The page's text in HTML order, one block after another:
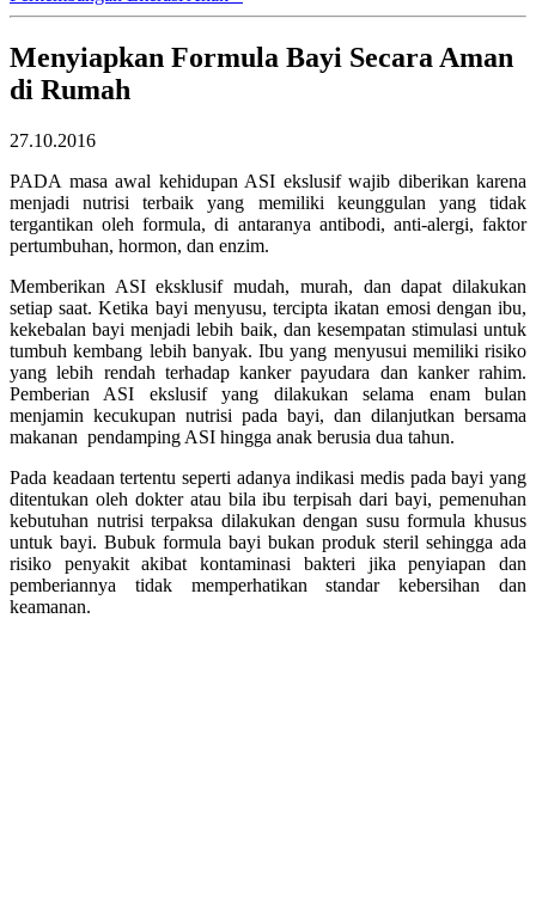
Menyiapkan Formula Bayi Secara Aman
di Rumah
27.10.2016
PADA masa awal kehidupan ASI ekslusif wajib diberikan karena
menjadi nutrisi terbaik yang memiliki keunggulan yang tidak
tergantikan oleh formula, di antaranya antibodi, anti-alergi, faktor
pertumbuhan, hormon, dan enzim.
Memberikan ASI eksklusif mudah, murah, dan dapat dilakukan
setiap saat. Ketika bayi menyusu, tercipta ikatan emosi dengan ibu,
kekebalan bayi menjadi lebih baik, dan kesempatan stimulasi untuk
tumbuh kembang lebih banyak. Ibu yang menyusui memiliki risiko
yang lebih rendah terhadap kanker payudara dan kanker rahim.
Pemberian ASI ekslusif yang dilakukan selama enam bulan
menjamin kecukupan nutrisi pada bayi, dan dilanjutkan bersama
makanan pendamping ASI hingga anak berusia dua tahun.
Pada keadaan tertentu seperti adanya indikasi medis pada bayi yang
ditentukan oleh dokter atau bila ibu terpisah dari bayi, pemenuhan
kebutuhan nutrisi terpaksa dilakukan dengan susu formula khusus
untuk bayi. Bubuk formula bayi bukan produk steril sehingga ada
risiko penyakit akibat kontaminasi bakteri jika penyiapan dan
pemberiannya tidak memperhatikan standar kebersihan dan
keamanan.